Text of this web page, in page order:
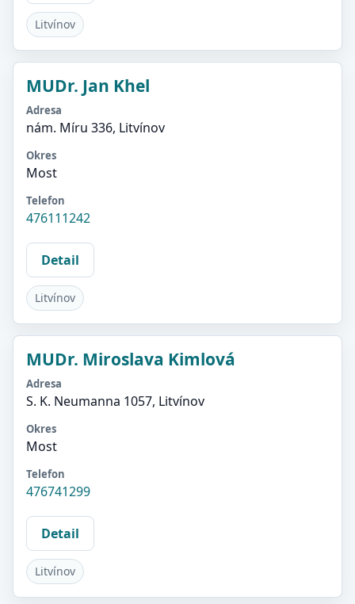
Litvínov
MUDr. Jan Khel
Adresa
nám. Míru 336, Litvínov
Okres
Most
Telefon
476111242
Detail
Litvínov
MUDr. Miroslava Kimlová
Adresa
S. K. Neumanna 1057, Litvínov
Okres
Most
Telefon
476741299
Detail
Litvínov